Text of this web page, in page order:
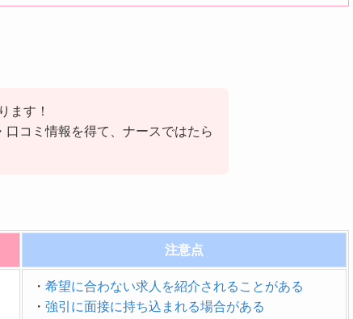
ます！
コミ情報を得て、ナースではたら
注意点
・ 希望に合わない求人を紹介されることがある
・ 強引に面接に持ち込まれる場合がある